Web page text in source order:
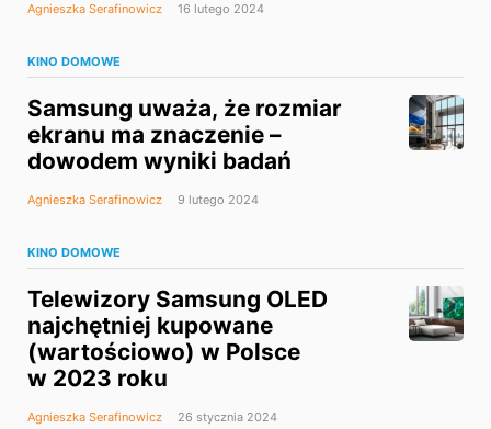
Agnieszka Serafinowicz 16 lutego 2024
KINO DOMOWE
Samsung uważa, że rozmiar
ekranu ma znaczenie –
dowodem wyniki badań
Agnieszka Serafinowicz 9 lutego 2024
KINO DOMOWE
Telewizory Samsung OLED
najchętniej kupowane
(wartościowo) w Polsce
w 2023 roku
Agnieszka Serafinowicz 26 stycznia 2024